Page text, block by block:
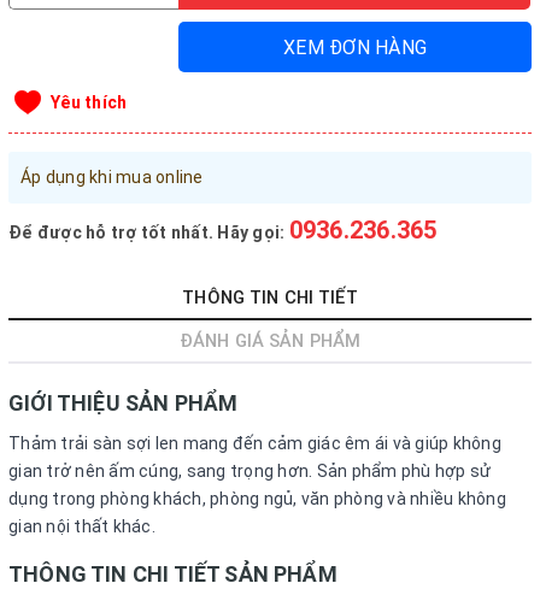
Sản phẩm yêu thích
LIÊN HỆ - HỖ TRỢ KHÁCH HÀNG
vanphongphamhaigiang@gmail.com
Hướng dẫn thanh toán
Chính sách vận chuyển, Bảo hành, Bảo mật thông tin
Trở về trang chủ Đóng
XEM ĐƠN HÀNG
Yêu thích
Áp dụng khi mua online
Để được hỗ trợ tốt nhất. Hãy gọi: 0936.236.365
THÔNG TIN CHI TIẾT
ĐÁNH GIÁ SẢN PHẨM
GIỚI THIỆU SẢN PHẨM
Thảm trải sàn sợi len mang đến cảm giác êm ái và giúp không
gian trở nên ấm cúng, sang trọng hơn. Sản phẩm phù hợp sử
dụng trong phòng khách, phòng ngủ, văn phòng và nhiều không
gian nội thất khác.
THÔNG TIN CHI TIẾT SẢN PHẨM